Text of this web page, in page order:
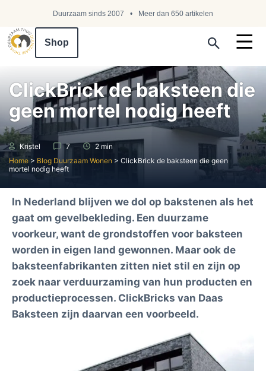
Duurzaam sinds 2007 Meer dan 650 artikelen
Shop
ClickBrick de baksteen die
geen mortel nodig heeft
Kristel 7
2 min
Home > Blog Duurzaam Wonen > ClickBrick de baksteen die geen
mortel nodig heeft
In Nederland blijven we dol op bakstenen als het
gaat om gevelbekleding. Een duurzame
voorkeur, want de grondstoffen voor baksteen
worden in eigen land gewonnen. Maar ook de
baksteenfabrikanten zitten niet stil en zijn op
zoek naar verduurzaming van hun producten en
productieprocessen. ClickBricks van Daas
Baksteen zijn daarvan een voorbeeld.